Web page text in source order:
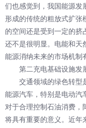
们也感觉到，我国能源发
形成的传统的粗放式扩张
的空间还是受到一定的
还不是很明显。电能和天
能源消纳未来的市场机制
第二充电基础设施发展
交通领域的绿色转型
能源汽车，特别是电动汽
对于合理控制石油消费，
将具有重要的意义。近